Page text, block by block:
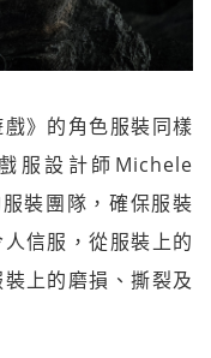
》的角色服裝同樣
服設計師Michele
裝團隊，確保服裝
信服，從服裝上的
上的磨損、撕裂及